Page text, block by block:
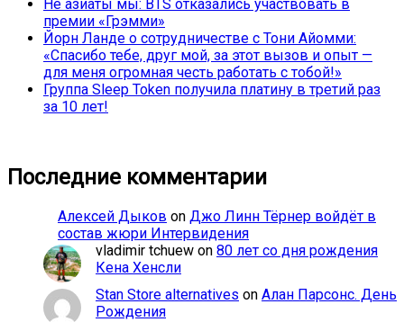
Не азиаты мы: BTS отказались участвовать в
премии «Грэмми»
Йорн Ланде о сотрудничестве с Тони Айомми:
«Спасибо тебе, друг мой, за этот вызов и опыт —
для меня огромная честь работать с тобой!»
Группа Sleep Token получила платину в третий раз
за 10 лет!
Последние комментарии
Алексей Дыков on Джо Линн Тёрнер войдёт в
состав жюри Интервидения
vladimir tchuew on 80 лет со дня рождения
Кена Хенсли
Stan Store alternatives on Алан Парсонс. День
Рождения